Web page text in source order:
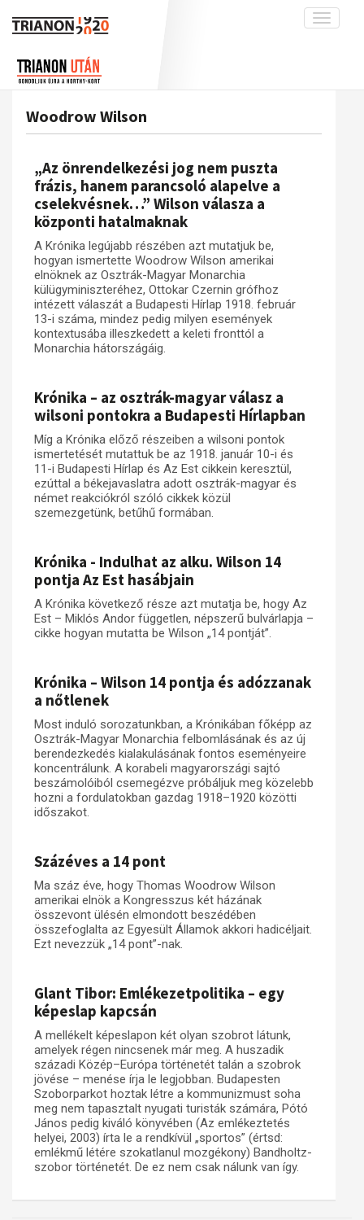
Toggle
interpretációk
A békerendszer megszilárdulása
Utókor és emlékezet
Adatbázis
Emlékművek (feltöltés alatt)
Menekültek
Visszhang
Publikációk
Kapcsolat
Trianon-kommentár
Dokumentumok
Műhelymunkák
Woodrow Wilson
„Az önrendelkezési jog nem puszta
frázis, hanem parancsoló alapelve a
cselekvésnek…” Wilson válasza a
központi hatalmaknak
A Krónika legújabb részében azt mutatjuk be,
hogyan ismertette Woodrow Wilson amerikai
elnöknek az Osztrák-Magyar Monarchia
külügyminiszteréhez, Ottokar Czernin grófhoz
intézett válaszát a Budapesti Hírlap 1918. február
13-i száma, mindez pedig milyen események
kontextusába illeszkedett a keleti fronttól a
Monarchia hátországáig.
Krónika – az osztrák-magyar válasz a
wilsoni pontokra a Budapesti Hírlapban
Míg a Krónika előző részeiben a wilsoni pontok
ismertetését mutattuk be az 1918. január 10-i és
11-i Budapesti Hírlap és Az Est cikkein keresztül,
ezúttal a békejavaslatra adott osztrák-magyar és
német reakciókról szóló cikkek közül
szemezgetünk, betűhű formában.
Krónika - Indulhat az alku. Wilson 14
pontja Az Est hasábjain
A Krónika következő része azt mutatja be, hogy Az
Est – Miklós Andor független, népszerű bulvárlapja –
cikke hogyan mutatta be Wilson „14 pontját”.
Krónika – Wilson 14 pontja és adózzanak
a nőtlenek
Most induló sorozatunkban, a Krónikában főképp az
Osztrák-Magyar Monarchia felbomlásának és az új
berendezkedés kialakulásának fontos eseményeire
koncentrálunk. A korabeli magyarországi sajtó
beszámolóiból csemegézve próbáljuk meg közelebb
hozni a fordulatokban gazdag 1918–1920 közötti
időszakot.
Százéves a 14 pont
Ma száz éve, hogy Thomas Woodrow Wilson
amerikai elnök a Kongresszus két házának
összevont ülésén elmondott beszédében
összefoglalta az Egyesült Államok akkori hadicéljait.
Ezt nevezzük „14 pont”-nak.
Glant Tibor: Emlékezetpolitika – egy
képeslap kapcsán
A mellékelt képeslapon két olyan szobrot látunk,
amelyek régen nincsenek már meg. A huszadik
századi Közép–Európa történetét talán a szobrok
jövése – menése írja le legjobban. Budapesten
Szoborparkot hoztak létre a kommunizmust soha
meg nem tapasztalt nyugati turisták számára, Pótó
János pedig kiváló könyvében (Az emlékeztetés
helyei, 2003) írta le a rendkívül „sportos” (értsd:
emlékmű létére szokatlanul mozgékony) Bandholtz-
szobor történetét. De ez nem csak nálunk van így.